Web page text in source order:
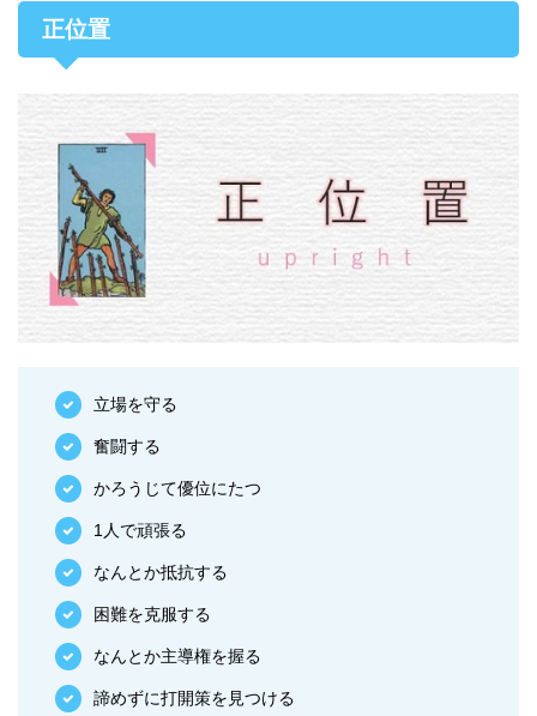
正位置
立場を守る
奮闘する
かろうじて優位にたつ
1人で頑張る
なんとか抵抗する
困難を克服する
なんとか主導権を握る
諦めずに打開策を見つける